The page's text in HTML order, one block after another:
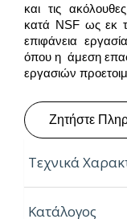
και τις
κατά NSF ως εκ
επιφάνεια
όπου η άμεση
εργασιών
Ζητήστε
Τεχνικά
“Για την
Κατάλογος